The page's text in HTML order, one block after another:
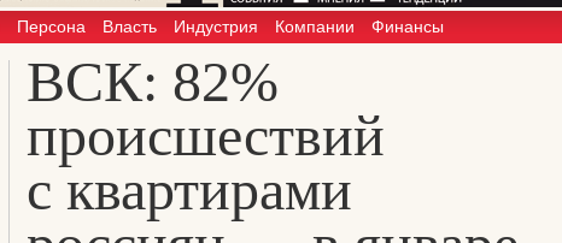
Персона Власть Индустрия Компании Финансы
ВСК: 82%
происшествий
с квартирами